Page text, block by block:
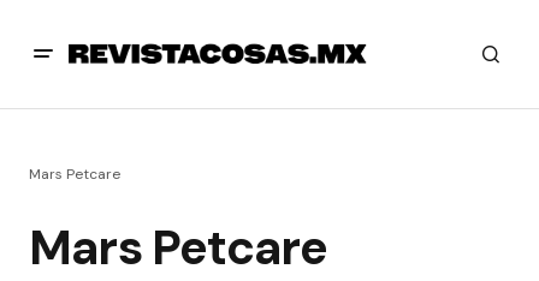
Mars Petcare
Mars Petcare